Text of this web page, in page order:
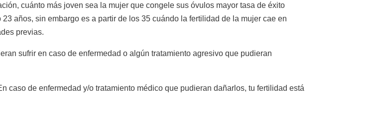
cuánto más joven sea la mujer que congele sus óvulos mayor tasa de éxito
años, sin embargo es a partir de los 35 cuándo la fertilidad de la mujer cae en
previas.
sufrir en caso de enfermedad o algún tratamiento agresivo que pudieran
caso de enfermedad y/o tratamiento médico que pudieran dañarlos, tu fertilidad está